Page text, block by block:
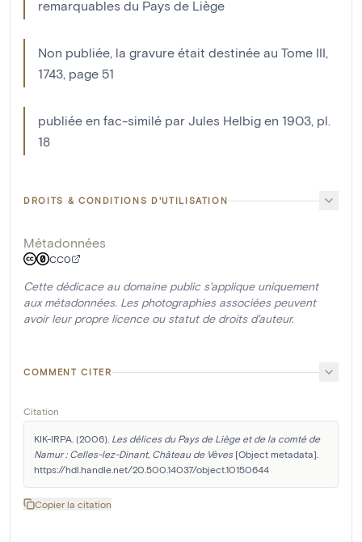
remarquables du Pays de Liège
Non publiée, la gravure était destinée au Tome III,
1743, page 51
publiée en fac-similé par Jules Helbig en 1903, pl.
18
DROITS & CONDITIONS D'UTILISATION
Métadonnées
CC0
Cette dédicace au domaine public s'applique uniquement
aux métadonnées. Les photographies associées peuvent
avoir leur propre licence ou statut de droits d'auteur.
COMMENT CITER
Citation
KIK-IRPA. (2006). Les délices du Pays de Liège et de la comté de
Namur : Celles-lez-Dinant, Château de Vèves [Object metadata].
https://hdl.handle.net/20.500.14037/object.10150644
Copier la citation